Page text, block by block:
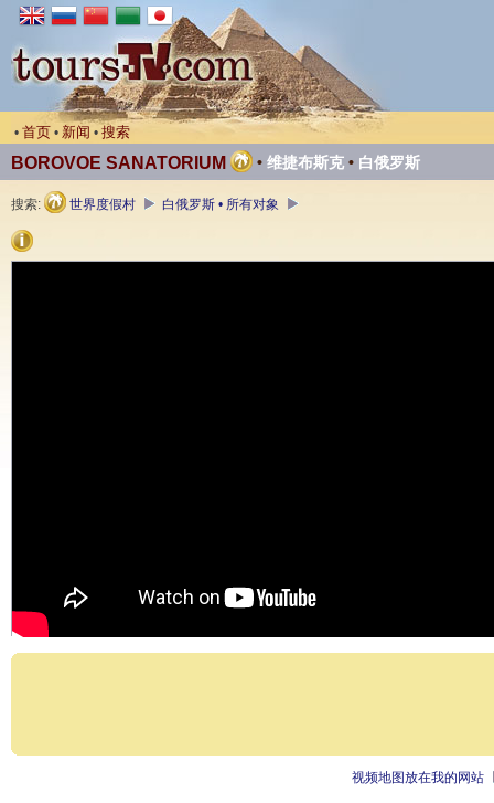
• 首页 • 新闻 • 搜索
BOROVOE SANATORIUM • 维捷布斯克 • 白俄罗斯
搜索: 世界度假村 白俄罗斯 • 所有对象
视频地图放在我的网站